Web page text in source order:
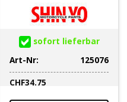
sofort lieferbar
Art-Nr:
125076
CHF34.75